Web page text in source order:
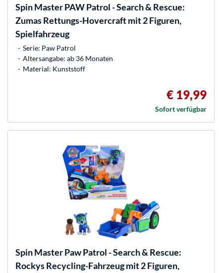
Spin MasterPAW Patrol - Search & Rescue:
Zumas Rettungs-Hovercraft mit 2 Figuren,
Spielfahrzeug
Serie: Paw Patrol
Altersangabe: ab 36 Monaten
Material: Kunststoff
€ 19,99
Sofort verfügbar
Spin MasterPaw Patrol - Search & Rescue:
Rockys Recycling-Fahrzeug mit 2 Figuren,